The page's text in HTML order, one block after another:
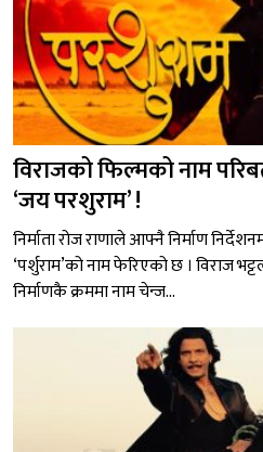
विराजको फिल्मको नाम
‘जय परशुराम’ !
निर्माता रोज राणाले आफ्नै निर्माण
‘पर्शुराम’को नाम फेरिएको छ । विराज
निर्माणकै क्रममा नाम चेन्ज...